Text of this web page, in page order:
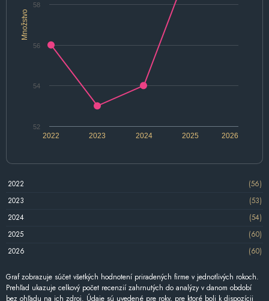
Množstvo
2022 2024 2026
2023 2025
52
54
56
58
2022
(56)
2023
(53)
2024
(54)
2025
(60)
2026
(60)
Graf zobrazuje súčet všetkých hodnotení priradených firme v jednotlivých rokoch.
Prehľad ukazuje celkový počet recenzií zahrnutých do analýzy v danom období
bez ohľadu na ich zdroj. Údaje sú uvedené pre roky, pre ktoré boli k dispozícii